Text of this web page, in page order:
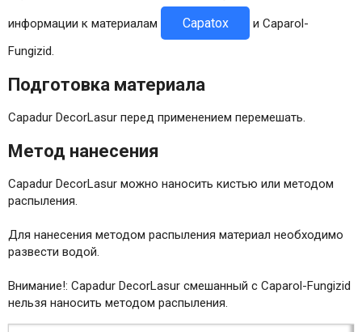
информации к материалам Capatox
и Caparol-
Fungizid.
Подготовка материала
Capadur DecorLasur перед применением перемешать.
Метод нанесения
Capadur DecorLasur можно наносить кистью или методом
распыления.
Для нанесения методом распыления материал необходимо
развести водой.
Внимание!: Capadur DecorLasur смешанный с Caparol-Fungizid
нельзя наносить методом распыления.